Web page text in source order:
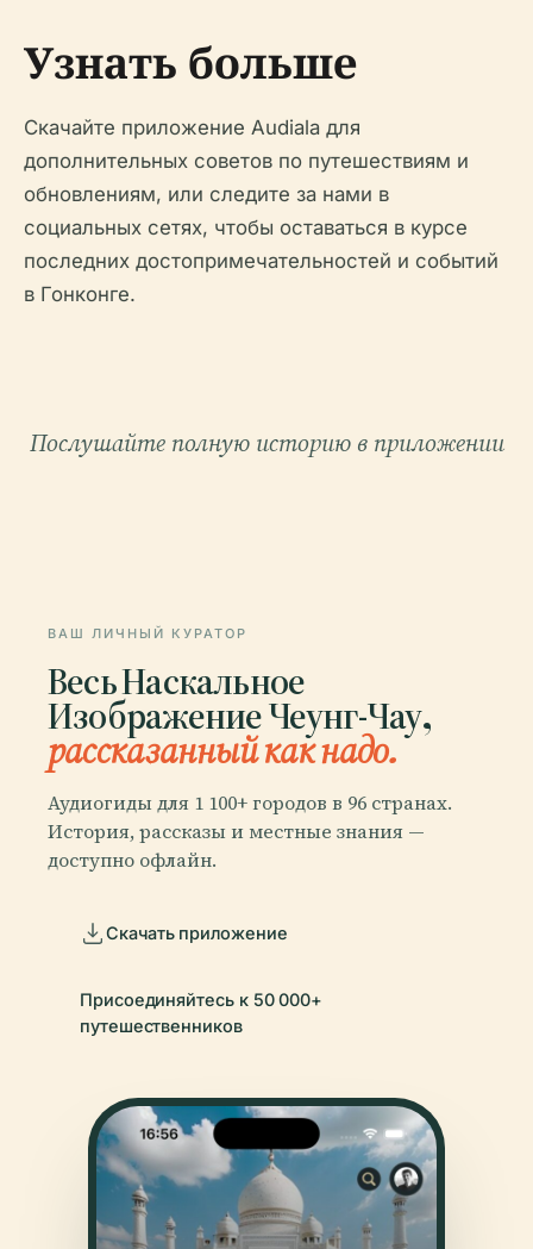
Узнать больше
Скачайте приложение Audiala для
дополнительных советов по путешествиям и
обновлениям, или следите за нами в
социальных сетях, чтобы оставаться в курсе
последних достопримечательностей и событий
в Гонконге.
Послушайте полную историю в приложении
ВАШ ЛИЧНЫЙ КУРАТОР
Весь Наскальное
Изображение Чеунг-Чау,
рассказанный как надо.
Аудиогиды для 1 100+ городов в 96 странах.
История, рассказы и местные знания —
доступно офлайн.
Скачать приложение
Присоединяйтесь к 50 000+
путешественников